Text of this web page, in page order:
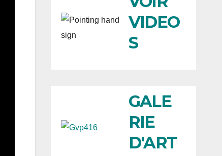
VIDEO
S
GALE
RIE
D'ART